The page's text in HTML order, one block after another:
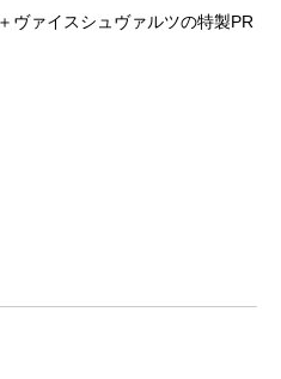
ヴァイスシュヴァルツの特製PR